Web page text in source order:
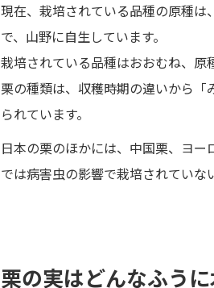
現在、栽培されている品種の原種
で、山野に自生しています。
栽培されている品種はおおむね、原
栗の種類は、収穫時期の違いから
られています。
日本の栗のほかには、中国栗、ヨ
では病害虫の影響で栽培されていな
栗の実はどんなふう